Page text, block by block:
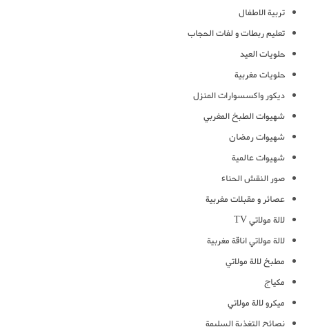
تربية الاطفال
تعليم ربطات و لفات الحجاب
حلويات العيد
حلويات مغربية
ديكور واكسسوارات المنزل
شهيوات الطبخ المغربي
شهيوات رمضان
شهيوات عالمية
صور النقش الحناء
عصائر و مقبلات مغربية
لالة مولاتي TV
لالة مولاتي اناقة مغربية
مطبخ لالة مولاتي
مكياج
ميكرو لالة مولاتي
نصائح التغذية السليمة